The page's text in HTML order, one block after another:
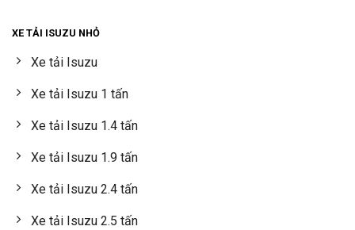
XE TẢI ISUZU NHỎ
Xe tải Isuzu
Xe tải Isuzu 1 tấn
Xe tải Isuzu 1.4 tấn
Xe tải Isuzu 1.9 tấn
Xe tải Isuzu 2.4 tấn
Xe tải Isuzu 2.5 tấn